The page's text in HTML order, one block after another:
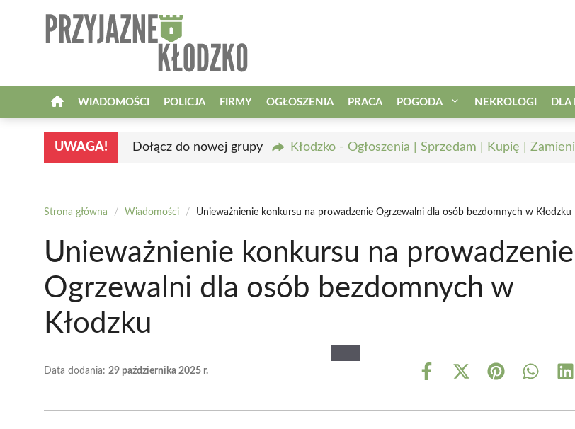
WIADOMOŚCI POLICJA FIRMY OGŁOSZENIA PRACA POGODA NEKROLOGI
UWAGA! Dołącz do nowej grupy Kłodzko - Ogłoszenia | Sprzedam | Kupię |
Strona główna / Wiadomości / Unieważnienie konkursu na prowadzenie Ogrzewalni dla osób bezdomnych w Kłodzku
Unieważnienie konkursu na prowadzenie
Ogrzewalni dla osób bezdomnych w
Kłodzku
Data dodania: 29 października 2025 r.
Share
Share
(Twitter)
Share Share